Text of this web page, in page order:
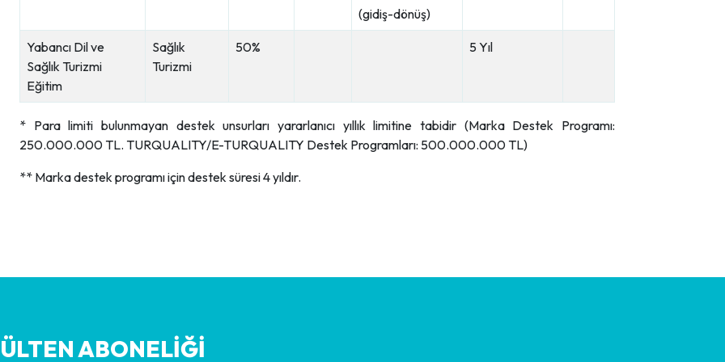
(gidiş-dönüş)
Yabancı Dil ve
Sağlık Turizmi
Eğitim
Sağlık
Turizmi
50% 5 Yıl
* Para limiti bulunmayan destek unsurları yararlanıcı yıllık limitine tabidir (Marka Destek Programı:
250.000.000 TL. TURQUALITY/E-TURQUALITY Destek Programları: 500.000.000 TL)
** Marka destek programı için destek süresi 4 yıldır.
ABONELİĞİ